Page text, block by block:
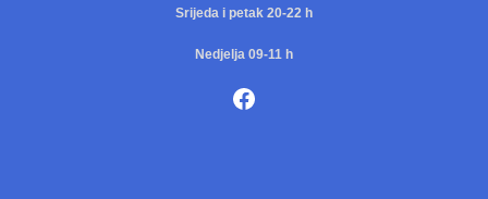
Srijeda i petak 20-22 h
Nedjelja 09-11 h
Facebook